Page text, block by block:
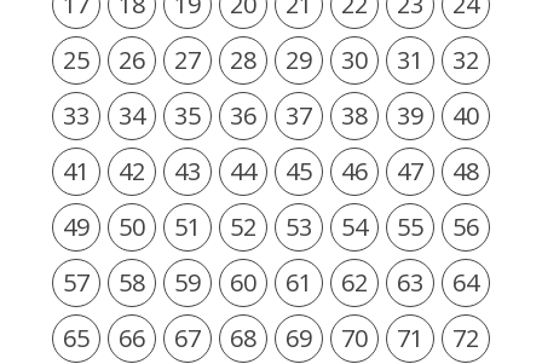
25
26 27 28 29 30 31
32
33
34 35 36 37 38 39
40
41
42 43 44 45 46 47
48
49
50 51 52 53 54 55
56
57
58 59 60 61 62 63
64
65
66 67 68 69 70 71
72